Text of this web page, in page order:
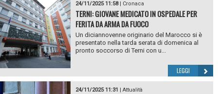
24/11/2025 11:58| Cronaca
TERNI: GIOVANE MEDICATO IN OSPEDALE PER
FERITA DA ARMA DA FUOCO
Un diciannovenne originario del Marocco si è
presentato nella tarda serata di domenica al
pronto soccorso di Terni con u...
LEGGI
24/11/2025 11:31 Attualità